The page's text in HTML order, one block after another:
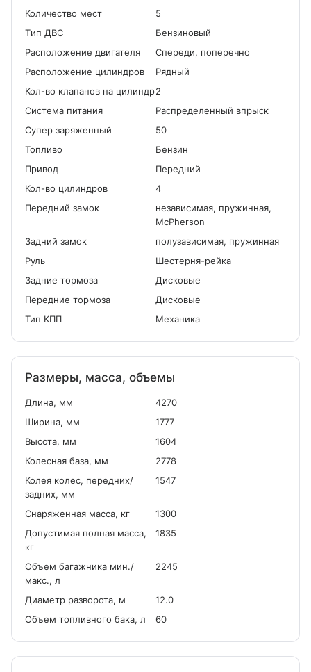
Количество мест
5
Tип ДВС
Бензиновый
Расположение двигателя
Спереди, поперечно
Расположение цилиндров
Рядный
Кол-во клапанов на цилиндр2
Система питания
Распределенный впрыск
Cупер заряженный
50
Топливо
Бензин
Привод
Передний
Кол-во цилиндров
4
Передний замок
независимая, пружинная,
McPherson
Задний замок
полузависимая, пружинная
Руль
Шестерня-рейка
Задние тормоза
Дисковые
Передние тормоза
Дисковые
Тип КПП
Механика
Размеры, масса, объемы
Длина, мм
4270
Ширина, мм
1777
Высота, мм
1604
Колесная база, мм
2778
Колея колес, передних/
задних, мм
1547
Снаряженная масса, кг
1300
Допустимая полная масса,
кг
1835
Объем багажника мин./
макс., л
2245
Диаметр разворота, м
12.0
Объем топливного бака, л
60